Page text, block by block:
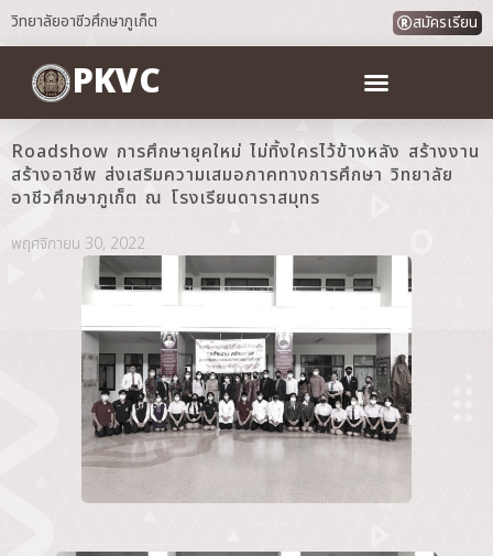
วิทยาลัยอาชีวศึกษาภูเก็ต สมัครเรียน
PKVC
Roadshow การศึกษายุคใหม่ ไม่ทิ้งใครไว้ข้างหลัง สร้างงาน
สร้างอาชีพ ส่งเสริมความเสมอภาคทางการศึกษา วิทยาลัย
อาชีวศึกษาภูเก็ต ณ โรงเรียนดาราสมุทร
พฤศจิกายน 30, 2022